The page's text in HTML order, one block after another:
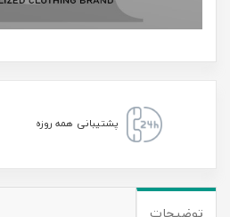
پشتیبانی همه روزه